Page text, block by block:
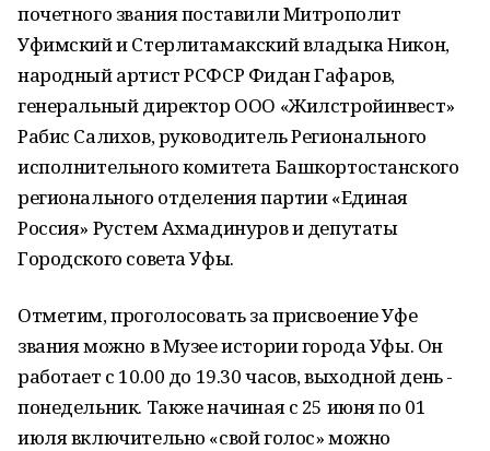
почетного звания поставили Митрополит
Уфимский и Стерлитамакский владыка Никон,
народный артист РСФСР Фидан Гафаров,
генеральный директор ООО «Жилстройинвест»
Рабис Салихов, руководитель Регионального
исполнительного комитета Башкортостанского
регионального отделения партии «Единая
Россия» Рустем Ахмадинуров и депутаты
Городского совета Уфы.
Отметим, проголосовать за присвоение Уфе
звания можно в Музее истории города Уфы. Он
работает с 10.00 до 19.30 часов, выходной день -
понедельник. Также начиная с 25 июня по 01
июля включительно «свой голос» можно